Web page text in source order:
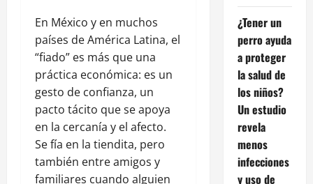
En México y en muchos
países de América Latina, el
“fiado” es más que una
práctica económica: es un
gesto de confianza, un
pacto tácito que se apoya
en la cercanía y el afecto.
Se fía en la tiendita, pero
también entre amigos y
familiares cuando alguien
¿Tener un
perro ayuda
a proteger
la salud de
los niños?
Un estudio
revela
menos
infecciones
y uso de